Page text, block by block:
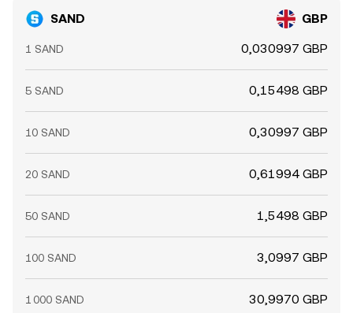
SAND GBP
1 SAND 0,030997 GBP
5 SAND 0,15498 GBP
10 SAND 0,30997 GBP
20 SAND 0,61994 GBP
50 SAND 1,5498 GBP
100 SAND 3,0997 GBP
1 000 SAND 30,9970 GBP